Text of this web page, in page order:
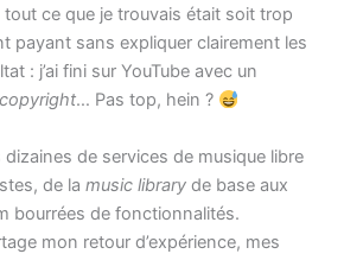
ce que je trouvais était soit trop
payant sans expliquer clairement les
: j’ai fini sur YouTube avec un
copyright… Pas top, hein ?
dizaines de services de musique libre
de lamusic library de base aux
bourrées de fonctionnalités.
mon retour d’expérience, mes